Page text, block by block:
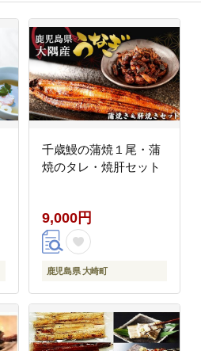
千歳鰻の蒲焼１尾・蒲
焼のタレ・焼肝セット
9,000円
鹿児島県 大崎町